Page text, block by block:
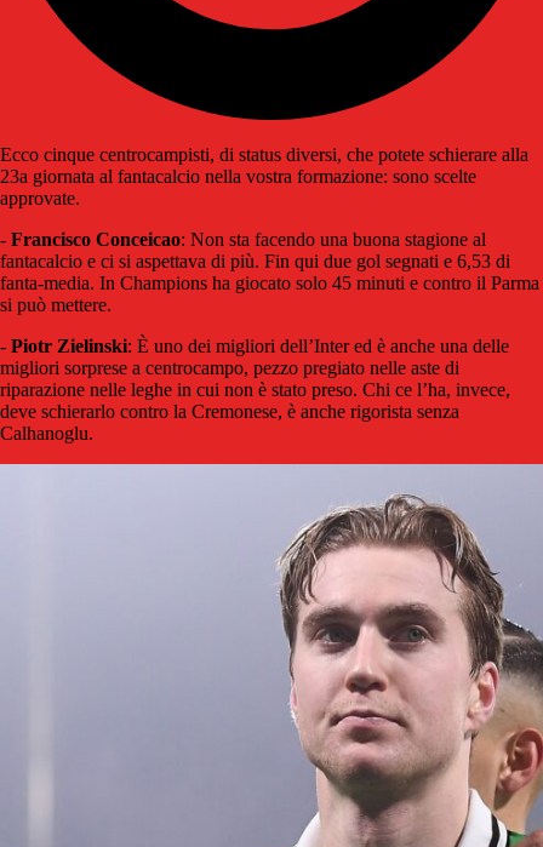
Ecco cinque centrocampisti, di status diversi, che potete schierare alla
23a giornata al fantacalcio nella vostra formazione: sono scelte
approvate.
- Francisco Conceicao: Non sta facendo una buona stagione al
fantacalcio e ci si aspettava di più. Fin qui due gol segnati e 6,53 di
fanta-media. In Champions ha giocato solo 45 minuti e contro il Parma
si può mettere.
- Piotr Zielinski: È uno dei migliori dell’Inter ed è anche una delle
migliori sorprese a centrocampo, pezzo pregiato nelle aste di
riparazione nelle leghe in cui non è stato preso. Chi ce l’ha, invece,
deve schierarlo contro la Cremonese, è anche rigorista senza
Calhanoglu.